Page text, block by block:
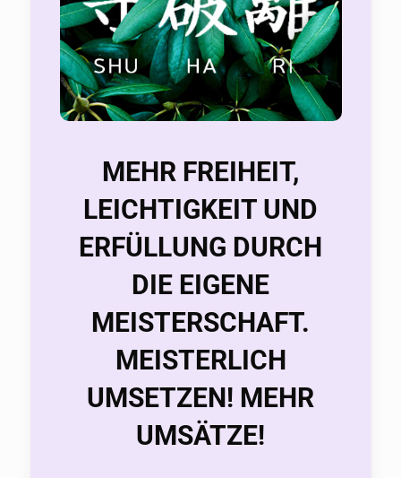
MEHR FREIHEIT,
LEICHTIGKEIT UND
ERFÜLLUNG DURCH
DIE EIGENE
MEISTERSCHAFT.
MEISTERLICH
UMSETZEN! MEHR
UMSÄTZE!